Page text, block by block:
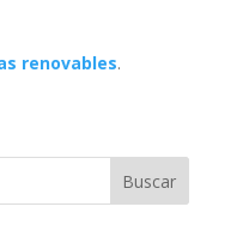
renovables.